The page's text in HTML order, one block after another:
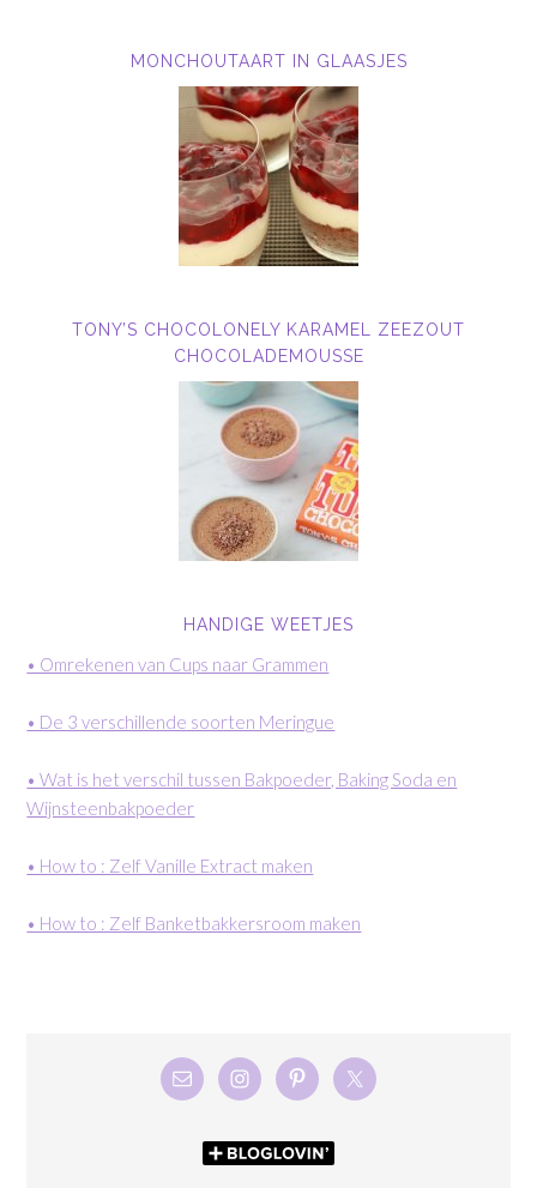
MONCHOUTAART IN GLAASJES
TONY’S CHOCOLONELY KARAMEL ZEEZOUT
CHOCOLADEMOUSSE
HANDIGE WEETJES
• Omrekenen van Cups naar Grammen
• De 3 verschillende soorten Meringue
• Wat is het verschil tussen Bakpoeder, Baking Soda en
Wijnsteenbakpoeder
• How to : Zelf Vanille Extract maken
• How to : Zelf Banketbakkersroom maken